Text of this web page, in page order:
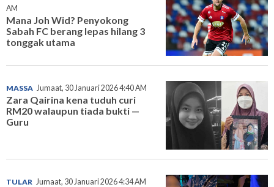
AM
Mana Joh Wid? Penyokong
Sabah FC berang lepas hilang 3
tonggak utama
MASSA Jumaat, 30 Januari 2026 4:40 AM
Zara Qairina kena tuduh curi
RM20 walaupun tiada bukti —
Guru
TULAR Jumaat, 30 Januari 2026 4:34 AM